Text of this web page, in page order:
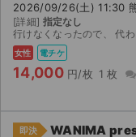
2026/09/26(土) 11:30
[詳細] 指定なし
行けなくなったので、 代わりに行ってくださる方おられ
女性 電チケ
14,000 円/枚 1 枚
即決
WANIMA